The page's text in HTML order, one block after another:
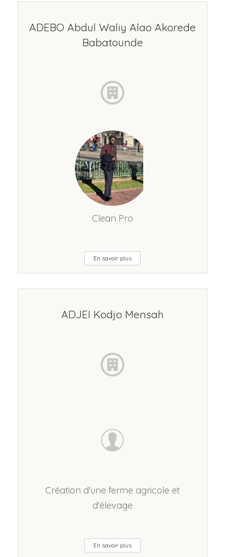
ADEBO Abdul Waliy Alao Akorede
Babatounde
Clean Pro
En savoir plus
ADJEI Kodjo Mensah
Création d'une ferme agricole et
d'élevage
En savoir plus